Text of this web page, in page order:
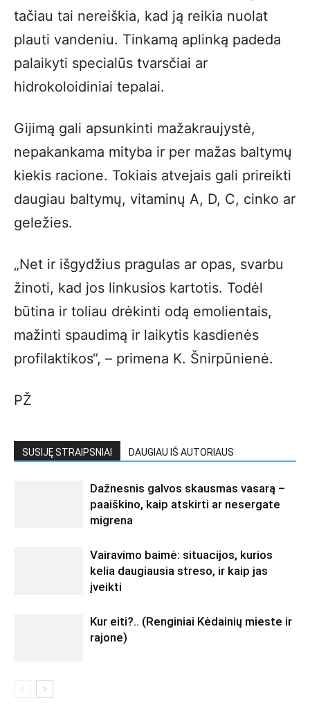
tačiau tai nereiškia, kad ją reikia nuolat
plauti vandeniu. Tinkamą aplinką padeda
palaikyti specialūs tvarsčiai ar
hidrokoloidiniai tepalai.
Gijimą gali apsunkinti mažakraujystė,
nepakankama mityba ir per mažas baltymų
kiekis racione. Tokiais atvejais gali prireikti
daugiau baltymų, vitaminų A, D, C, cinko ar
geležies.
„Net ir išgydžius pragulas ar opas, svarbu
žinoti, kad jos linkusios kartotis. Todėl
būtina ir toliau drėkinti odą emolientais,
mažinti spaudimą ir laikytis kasdienės
profilaktikos“, – primena K. Šnirpūnienė.
PŽ
SUSIJĘ STRAIPSNIAI DAUGIAU IŠ AUTORIAUS
Dažnesnis galvos skausmas vasarą –
paaiškino, kaip atskirti ar nesergate
migrena
Vairavimo baimė: situacijos, kurios
kelia daugiausia streso, ir kaip jas
įveikti
Kur eiti?.. (Renginiai Kėdainių mieste ir
rajone)